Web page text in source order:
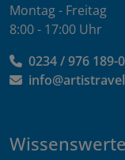
Montag - Freitag
8:00 - 17:00 Uhr
0234 / 976 189-0